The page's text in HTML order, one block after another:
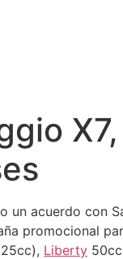
un acuerdo con
promocional
Liberty